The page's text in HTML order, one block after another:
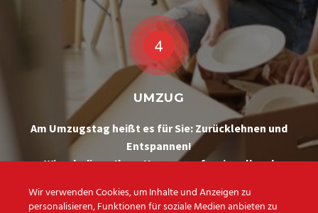
UMZUG
Am Umzugstag heißt es für Sie: Zurücklehnen und
Entspannen!
Wir erledigen Ihren Umzug professionell und
Wir verwenden Cookies, um Inhalte und Anzeigen zu
personalisieren, Funktionen für soziale Medien anbieten zu